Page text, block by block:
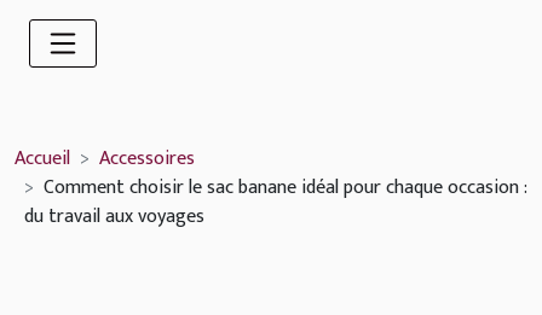
Accueil
Accessoires
Comment choisir le sac banane idéal pour chaque occasion :
du travail aux voyages